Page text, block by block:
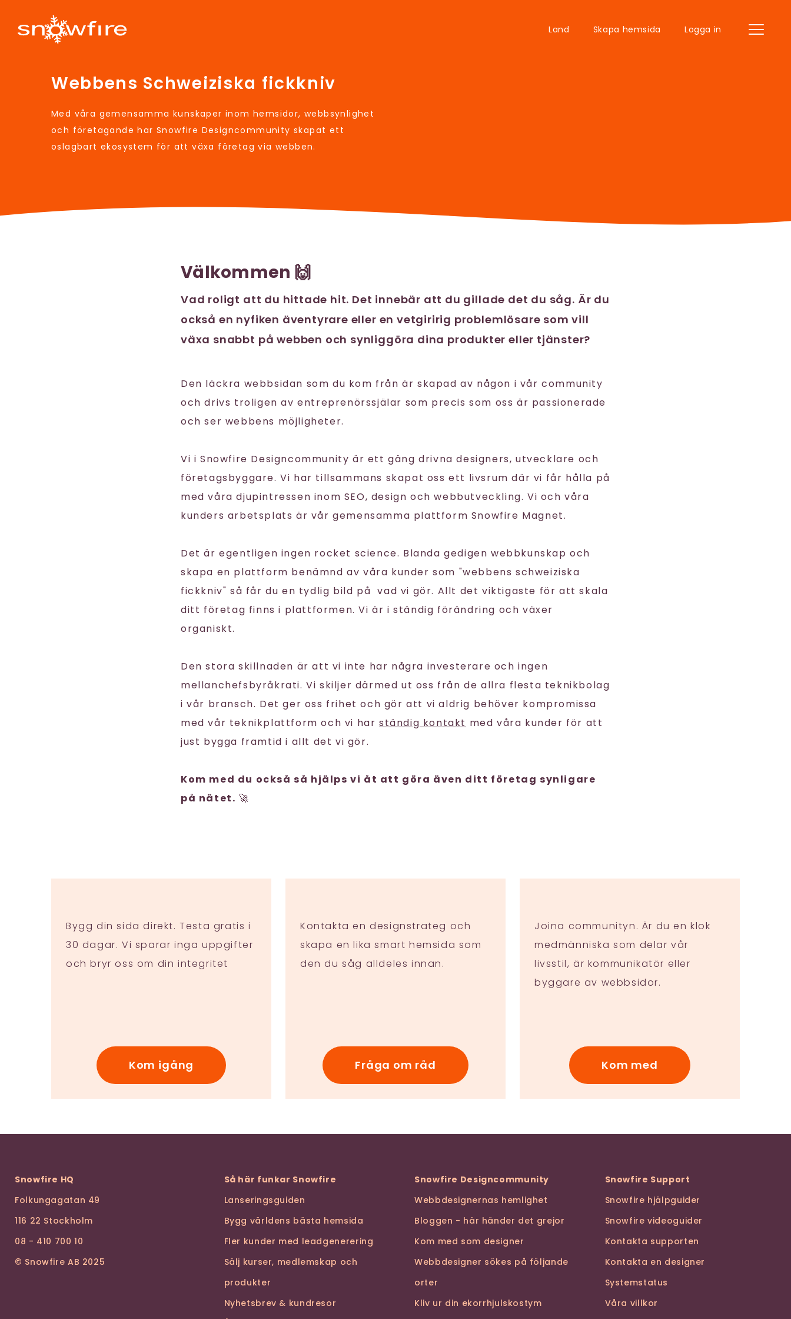
Land Skapa hemsida Logga in
Webbens Schweiziska fickkniv
Med våra gemensamma kunskaper inom hemsidor, webbsynlighet
och företagande har Snowfire Designcommunity skapat ett
oslagbart ekosystem för att växa företag via webben.
Välkommen 🙌
Vad roligt att du hittade hit. Det innebär att du gillade det du såg. Är du
också en nyfiken äventyrare eller en vetgiririg problemlösare som vill
växa snabbt på webben och synliggöra dina produkter eller tjänster?
Den läckra webbsidan som du kom från är skapad av någon i vår community
och drivs troligen av entreprenörssjälar som precis som oss är passionerade
och ser webbens möjligheter.
Vi i Snowfire Designcommunity är ett gäng drivna designers, utvecklare och
företagsbyggare. Vi har tillsammans skapat oss ett livsrum där vi får hålla på
med våra djupintressen inom SEO, design och webbutveckling. Vi och våra
kunders arbetsplats är vår gemensamma plattform Snowfire Magnet.
Det är egentligen ingen rocket science. Blanda gedigen webbkunskap och
skapa en plattform benämnd av våra kunder som "webbens schweiziska
fickkniv" så får du en tydlig bild på vad vi gör. Allt det viktigaste för att skala
ditt företag finns i plattformen. Vi är i ständig förändring och växer
organiskt.
Den stora skillnaden är att vi inte har några investerare och ingen
mellanchefsbyråkrati. Vi skiljer därmed ut oss från de allra flesta teknikbolag
i vår bransch. Det ger oss frihet och gör att vi aldrig behöver kompromissa
med vår teknikplattform och vi harständig kontakt med våra kunder för att
just bygga framtid i allt det vi gör.
Kom med du också så hjälps vi åt att göra även ditt företag synligare
på nätet. 🚀
Bygg din sida direkt. Testa gratis i
30 dagar. Vi sparar inga uppgifter
och bryr oss om din integritet
Kom igång
Kontakta en designstrateg och
skapa en lika smart hemsida som
den du såg alldeles innan.
Fråga om råd
Joina communityn. Är du en klok
medmänniska som delar vår
livsstil, är kommunikatör eller
byggare av webbsidor.
Kom med
Snowfire HQ
Folkungagatan 49
116 22 Stockholm
08 - 410 700 10
© Snowfire AB 2025
Så här funkar Snowfire
Lanseringsguiden
Bygg världens bästa hemsida
Fler kunder med leadgenerering
Sälj kurser, medlemskap och
produkter
Nyhetsbrev & kundresor
Snowfire Designcommunity
Webbdesignernas hemlighet
Bloggen - här händer det grejor
Kom med som designer
Webbdesigner sökes på följande
orter
Kliv ur din ekorrhjulskostym
Snowfire Support
Snowfire hjälpguider
Snowfire videoguider
Kontakta supporten
Kontakta en designer
Systemstatus
Våra villkor